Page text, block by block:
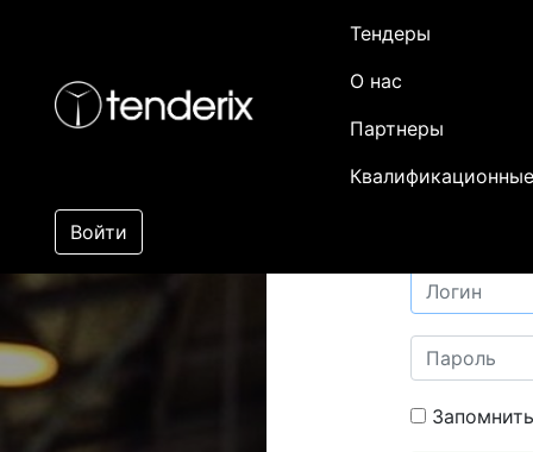
Тендеры
О нас
Партнеры
Войти